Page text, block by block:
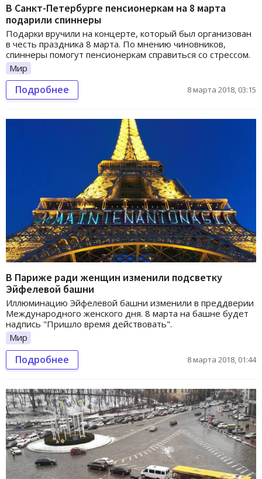
В Санкт-Петербурге пенсионеркам на 8 марта
подарили спиннеры
Подарки вручили на концерте, который был организован
в честь праздника 8 марта. По мнению чиновников,
спиннеры помогут пенсионеркам справиться со стрессом.
Мир
Подробнее 8 марта 2018, 03:15
В Париже ради женщин изменили подсветку
Эйфелевой башни
Иллюминацию Эйфелевой башни изменили в преддверии
Международного женского дня. 8 марта на башне будет
надпись "Пришло время действовать".
Мир
Подробнее 8 марта 2018, 01:44